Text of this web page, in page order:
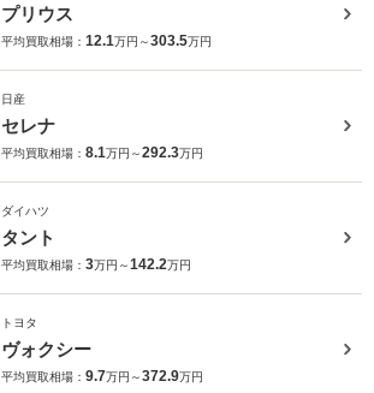
プリウス
平均買取相場： 12.1万円～303.5万円
日産
セレナ
平均買取相場： 8.1万円～292.3万円
ダイハツ
タント
平均買取相場： 3万円～142.2万円
トヨタ
ヴォクシー
平均買取相場： 9.7万円～372.9万円